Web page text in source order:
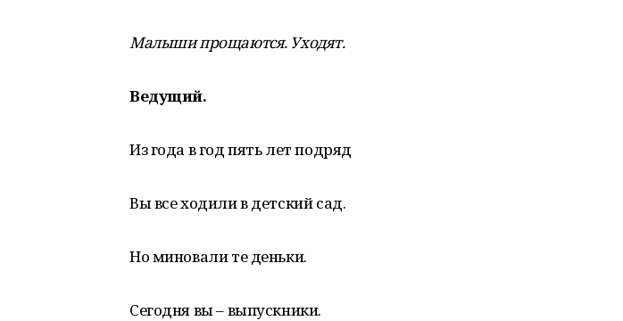
Малыши прощаются. Уходят.
Ведущий.
Из года в год пять лет подряд
Вы все ходили в детский сад.
Но миновали те деньки.
Сегодня вы – выпускники.